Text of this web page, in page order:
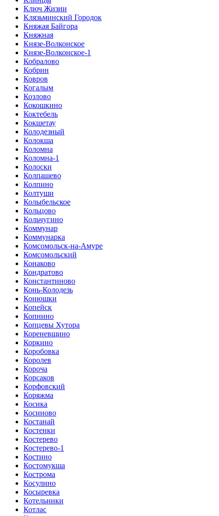
Ключ Жизни
Клязьминский Городок
Княжая Байгора
Княжная
Князе-Волконское
Князе-Волконское-1
Кобралово
Кобрин
Ковров
Когалым
Козлово
Кокошкино
Коктебель
Кокшетау
Колодезный
Колокша
Коломна
Коломна-1
Колоски
Колпашево
Колпино
Колтуши
Колыбельское
Кольцово
Кольчугино
Коммунар
Коммунарка
Комсомольск-на-Амуре
Комсомольский
Конаково
Кондратово
Константиново
Конь-Колодезь
Конюшки
Копейск
Копнино
Копцевы Хутора
Кореневщино
Коркино
Коробовка
Королев
Короча
Корсаков
Корфовский
Коряжма
Косика
Косиново
Костанай
Костенки
Костерево
Костерево-1
Костино
Костомукша
Кострома
Косулино
Косыревка
Котельники
Котлас